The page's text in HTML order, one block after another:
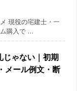
現役の宅建士・一
購入で ...
じゃない｜初期
メール例文・断